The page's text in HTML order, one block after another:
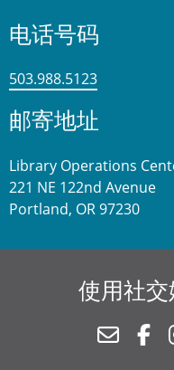
电话号码
503.988.5123
邮寄地址
Library Operations
221 NE 122nd Avenue
Portland, OR 97230
使用社